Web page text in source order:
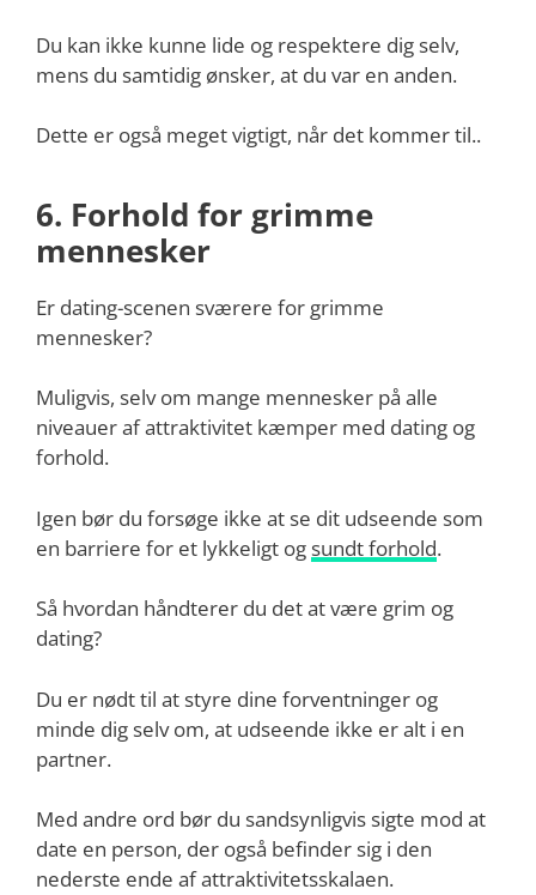
Du kan ikke kunne lide og respektere dig selv,
mens du samtidig ønsker, at du var en anden.
Dette er også meget vigtigt, når det kommer til..
6. Forhold for grimme
mennesker
Er dating-scenen sværere for grimme
mennesker?
Muligvis, selv om mange mennesker på alle
niveauer af attraktivitet kæmper med dating og
forhold.
Igen bør du forsøge ikke at se dit udseende som
en barriere for et lykkeligt og sundt forhold.
Så hvordan håndterer du det at være grim og
dating?
Du er nødt til at styre dine forventninger og
minde dig selv om, at udseende ikke er alt i en
partner.
Med andre ord bør du sandsynligvis sigte mod at
date en person, der også befinder sig i den
nederste ende af attraktivitetsskalaen.